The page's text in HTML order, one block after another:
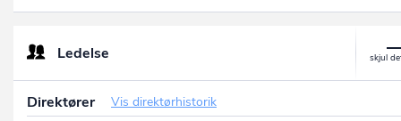
Ledelse
Direktører
Vis direktørhistorik